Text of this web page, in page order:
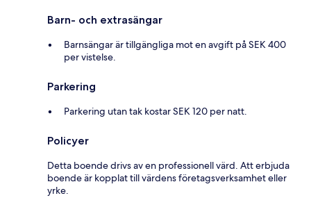
Barn- och extrasängar
Barnsängar är tillgängliga mot en avgift på SEK 400
per vistelse.
Parkering
Parkering utan tak kostar SEK 120 per natt.
Policyer
Detta boende drivs av en professionell värd. Att erbjuda
boende är kopplat till värdens företagsverksamhet eller
yrke.